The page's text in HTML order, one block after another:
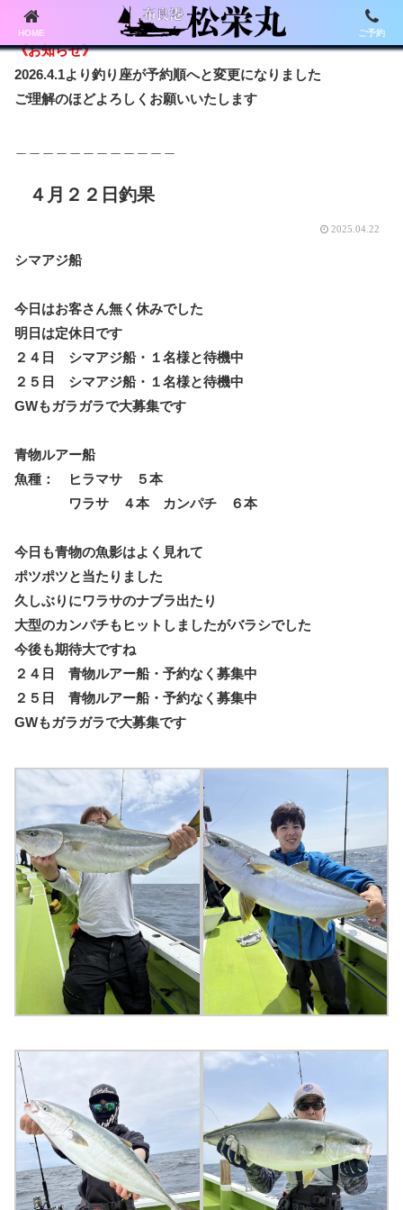
《お知らせ》
2026.4.1より釣り座が予約順へと変更になりました
ご理解のほどよろしくお願いいたします
４月２２日釣果
2025.04.22
シマアジ船
今日はお客さん無く休みでした
明日は定休日です
２４日 シマアジ船・１名様と待機中
２５日 シマアジ船・１名様と待機中
GWもガラガラで大募集です
青物ルアー船
魚種： ヒラマサ ５本
ワラサ ４本 カンパチ ６本
今日も青物の魚影はよく見れて
ポツポツと当たりました
久しぶりにワラサのナブラ出たり
大型のカンパチもヒットしましたがバラシでした
今後も期待大ですね
２４日 青物ルアー船・予約なく募集中
２５日 青物ルアー船・予約なく募集中
GWもガラガラで大募集です
HOME ご予約